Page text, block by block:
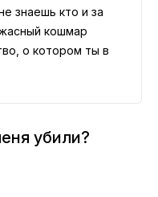
знаешь кто и за
кошмар
о котором ты в
убили?